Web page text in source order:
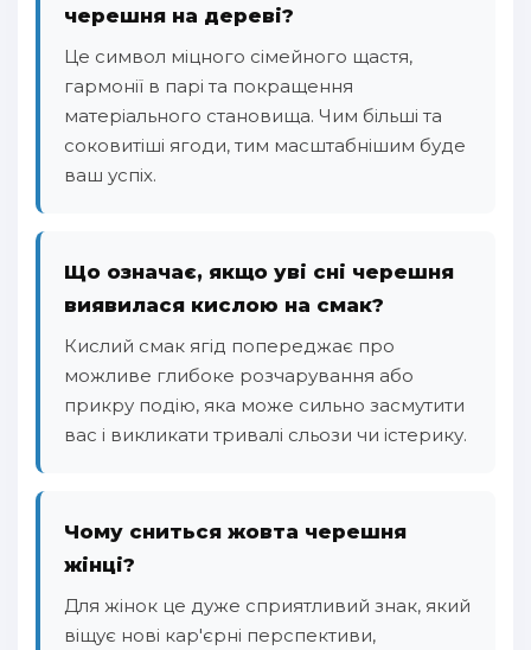
черешня на дереві?
Це символ міцного сімейного щастя,
гармонії в парі та покращення
матеріального становища. Чим більші та
соковитіші ягоди, тим масштабнішим буде
ваш успіх.
Що означає, якщо уві сні черешня
виявилася кислою на смак?
Кислий смак ягід попереджає про
можливе глибоке розчарування або
прикру подію, яка може сильно засмутити
вас і викликати тривалі сльози чи істерику.
Чому сниться жовта черешня
жінці?
Для жінок це дуже сприятливий знак, який
віщує нові кар'єрні перспективи,